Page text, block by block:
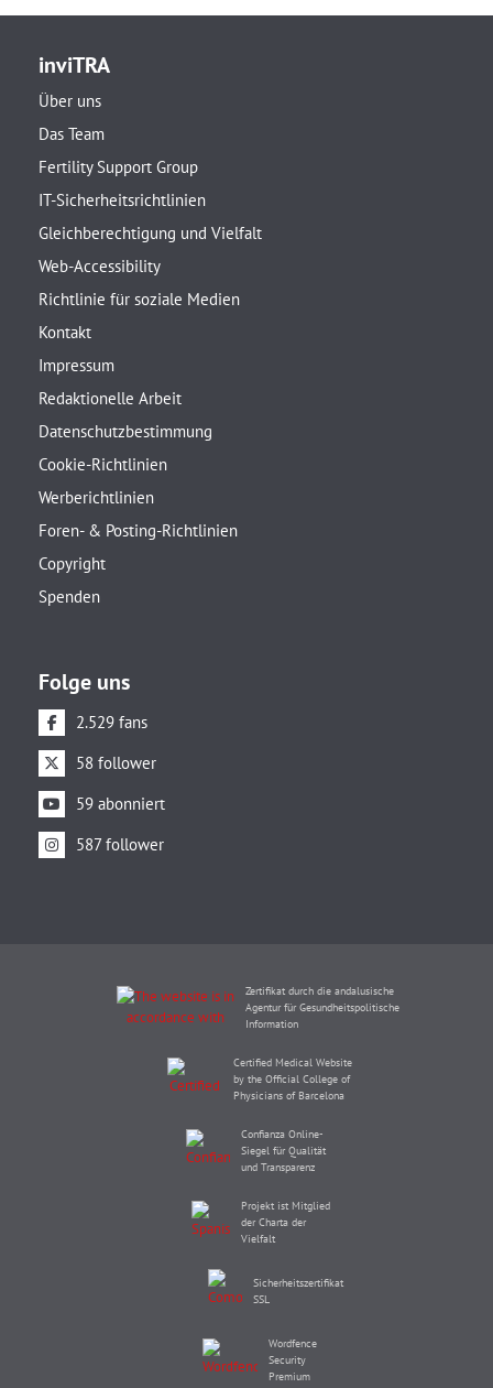
inviTRA
Über uns
Das Team
Fertility Support Group
IT-Sicherheitsrichtlinien
Gleichberechtigung und Vielfalt
Web-Accessibility
Richtlinie für soziale Medien
Kontakt
Impressum
Redaktionelle Arbeit
Datenschutzbestimmung
Cookie-Richtlinien
Werberichtlinien
Foren- & Posting-Richtlinien
Copyright
Spenden
Folge uns
2.529 fans
58 follower
59 abonniert
587 follower
Zertifikat durch die andalusische
Agentur für Gesundheitspolitische
Information
Certified Medical Website
by the Official College of
Physicians of Barcelona
Confianza Online-
Siegel für Qualität
und Transparenz
Projekt ist Mitglied
der Charta der
Vielfalt
Sicherheitszertifikat
SSL
Wordfence
Security
Premium